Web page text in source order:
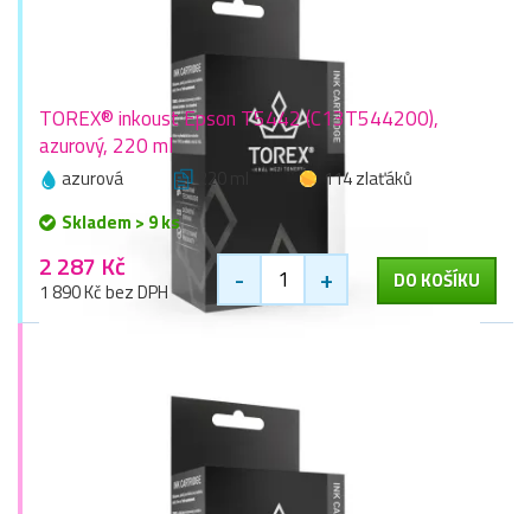
TOREX® inkoust Epson T5442 (C13T544200),
azurový, 220 ml
azurová 220 ml
114 zlaťáků
Skladem > 9 ks
2 287 Kč
1 890 Kč bez DPH - + DO KOŠÍKU